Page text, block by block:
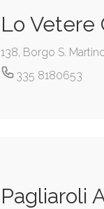
Lo Vetere
138, Borgo S.
335 8180653
Pagliaroli